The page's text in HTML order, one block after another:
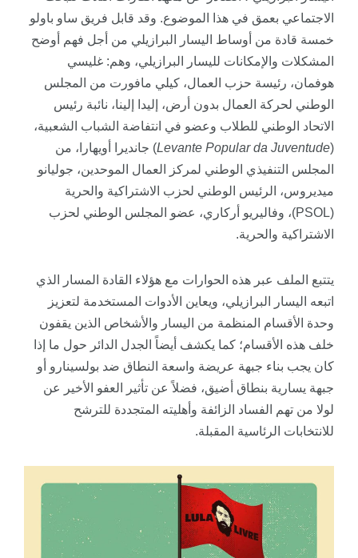
الاجتماعي بعمق في هذا الموضوع. وقد قابل فريق ساو باولو
خمسة قادة من أوساط اليسار البرازيلي من أجل فهم أوضح
المشكلات والإمكانات لليسار البرازيلي، وهم: غليسي
هوفمان، رئيسة حزب العمال، كيلي مافورت من المجلس
الوطني لحركة العمال بدون أرض، إليدا إلينا، نائبة رئيس
الاتحاد الوطني للطلاب وعضو في انتفاضة الشباب الشعبية،
(
Levante Popular da Juventude) جانديرا أويهارا، من
المجلس التنفيذي الوطني لمركز العمال الموحدين، جوليانو
ميديروس، الرئيس الوطني لحزب الاشتراكية والحرية
(PSOL)، وفاليريو أركاري، عضو المجلس الوطني لحزب
الاشتراكية والحرية.
يتتبع الملف عبر هذه الحوارات مع هؤلاء القادة المسار الذي
اتبعه اليسار البرازيلي، ويعاين الأدوات المستخدمة لتعزيز
وحدة الأقسام المنظمة من اليسار والأشخاص الذين يقفون
خلف هذه الأقسام؛ كما يكشف أيضاً الجدل الدائر حول ما إذا
كان يجب بناء جبهة عريضة واسعة النطاق ضد بولسينارو أو
جبهة يسارية بنطاق أضيق، فضلاً عن تأثير العفو الأخير عن
لولا من تهم الفساد الزائفة وأهليته المتجددة للترشح
للانتخابات الرئاسية المقبلة.